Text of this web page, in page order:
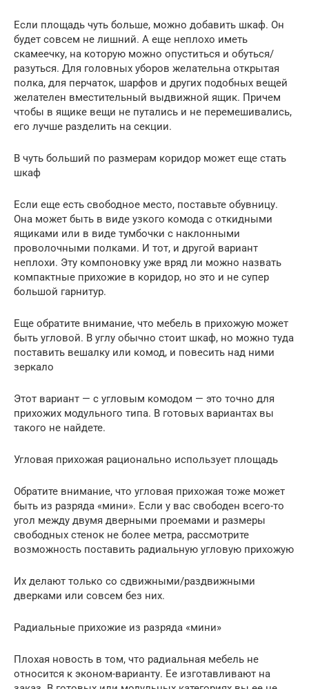
Если площадь чуть больше, можно добавить шкаф. Он
будет совсем не лишний. А еще неплохо иметь
скамеечку, на которую можно опуститься и обуться/
разуться. Для головных уборов желательна открытая
полка, для перчаток, шарфов и других подобных вещей
желателен вместительный выдвижной ящик. Причем
чтобы в ящике вещи не путались и не перемешивались,
его лучше разделить на секции.
В чуть больший по размерам коридор может еще стать
шкаф
Если еще есть свободное место, поставьте обувницу.
Она может быть в виде узкого комода с откидными
ящиками или в виде тумбочки с наклонными
проволочными полками. И тот, и другой вариант
неплохи. Эту компоновку уже вряд ли можно назвать
компактные прихожие в коридор, но это и не супер
большой гарнитур.
Еще обратите внимание, что мебель в прихожую может
быть угловой. В углу обычно стоит шкаф, но можно туда
поставить вешалку или комод, и повесить над ними
зеркало
Этот вариант — с угловым комодом — это точно для
прихожих модульного типа. В готовых вариантах вы
такого не найдете.
Угловая прихожая рационально использует площадь
Обратите внимание, что угловая прихожая тоже может
быть из разряда «мини». Если у вас свободен всего-то
угол между двумя дверными проемами и размеры
свободных стенок не более метра, рассмотрите
возможность поставить радиальную угловую прихожую
Их делают только со сдвижными/раздвижными
дверками или совсем без них.
Радиальные прихожие из разряда «мини»
Плохая новость в том, что радиальная мебель не
относится к эконом-варианту. Ее изготавливают на